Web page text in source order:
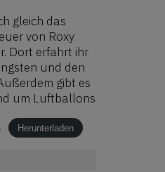
gleich das
von Roxy
Dort erfahrt ihr
und den
gibt es
um Luftballons
Herunterladen